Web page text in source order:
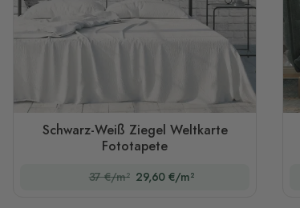
Schwarz-Weiß Ziegel Weltkarte
Fototapete
37 €/m² 29,60 €/m²